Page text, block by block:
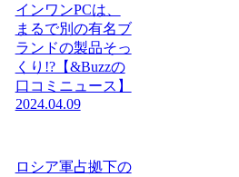
インワンPCは、
まるで別の有名ブ
ランドの製品そっ
くり!?【&Buzzの
口コミニュース】
2024.04.09
ロシア軍占拠下の